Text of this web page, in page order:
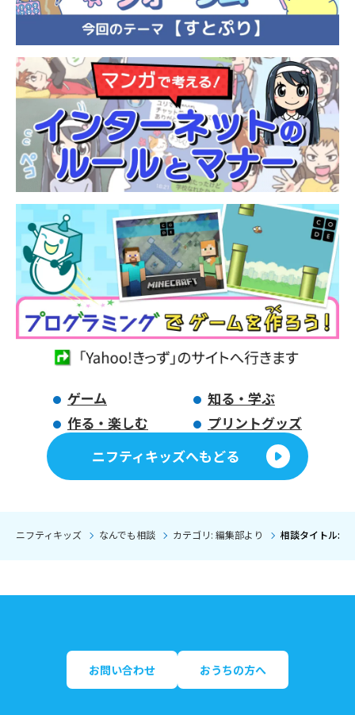
ゲーム
知る・学ぶ
作る・楽しむ
プリントグッズ
ニフティキッズへもどる
ニフティキッズ なんでも相談 カテゴリ: 編集部より 相談タイトル:
お問い合わせ おうちの方へ